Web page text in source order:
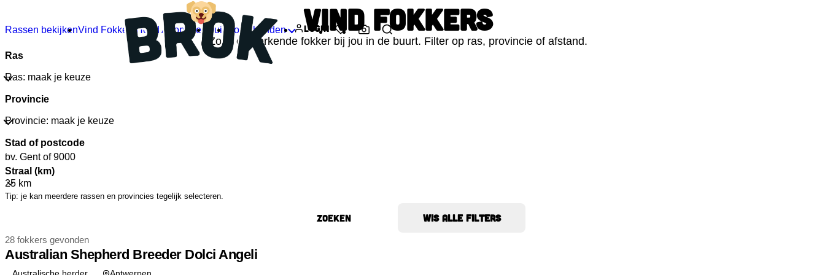
Rassen bekijkenVind Fokkers Hond Adopteren Quiz Soort honden Login
FavorietenRas herkenner
Vind fokkers
Zoek een erkende fokker bij jou in de buurt. Filter op ras, provincie of afstand.
Ras
Ras: maak je keuze
Provincie
Provincie: maak je keuze
Stad of postcode
Straal (km)
Tip: je kan meerdere rassen en provincies tegelijk selecteren.
Zoeken Wis alle filters
28 fokkers gevonden
Australian Shepherd Breeder Dolci Angeli